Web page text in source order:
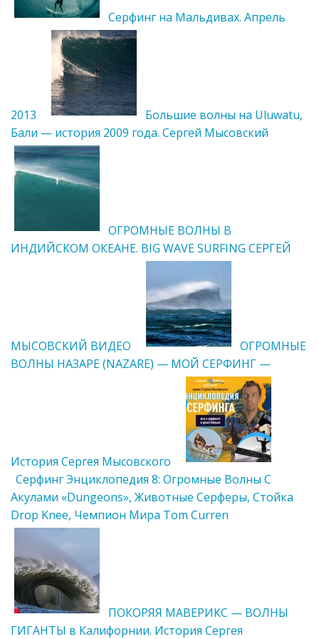
Серфинг на Мальдивах. Апрель
2013
Большие волны на Uluwatu,
Бали — история 2009 года. Сергей Мысовский
ОГРОМНЫЕ ВОЛНЫ В
ИНДИЙСКОМ ОКЕАНЕ. BIG WAVE SURFING СЕРГЕЙ
МЫСОВСКИЙ ВИДЕО
ОГРОМНЫЕ
ВОЛНЫ НАЗАРЕ (NAZARE) — МОЙ СЕРФИНГ —
История Сергея Мысовского
Cерфинг Энциклопедия 8: Огромные Волны С
Акулами «Dungeons», Животные Серферы, Стойка
Drop Knee, Чемпион Мира Tom Curren
ПОКОРЯЯ МАВЕРИКС — ВОЛНЫ
ГИГАНТЫ в Калифорнии. История Сергея